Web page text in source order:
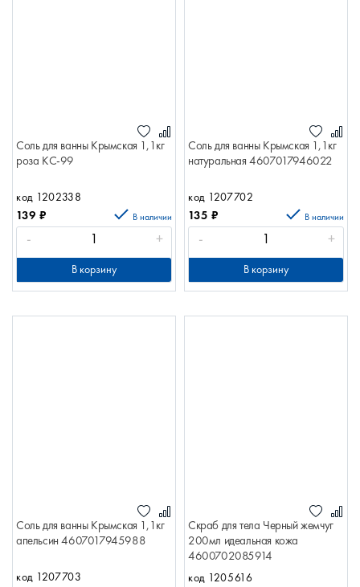
Соль для ванны Крымская 1,1кг
роза КС-99
код 1202338
139 ₽ В наличии
- +
В корзину
Соль для ванны Крымская 1,1кг
натуральная 4607017946022
код 1207702
135 ₽ В наличии
- +
В корзину
Соль для ванны Крымская 1,1кг
апельсин 4607017945988
код 1207703
Скраб для тела Черный жемчуг
200мл идеальная кожа
4600702085914
код 1205616